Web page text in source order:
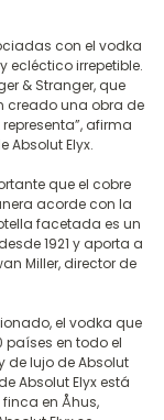
con el vodka
ecléctico irrepetible.
& Stranger, que
creado una obra de
afirma
Absolut Elyx.
que el cobre
acorde con la
facetada es un
1921 y aporta a
Miller, director de
el vodka que
países en todo el
de lujo de Absolut
Absolut Elyx está
en Åhus,